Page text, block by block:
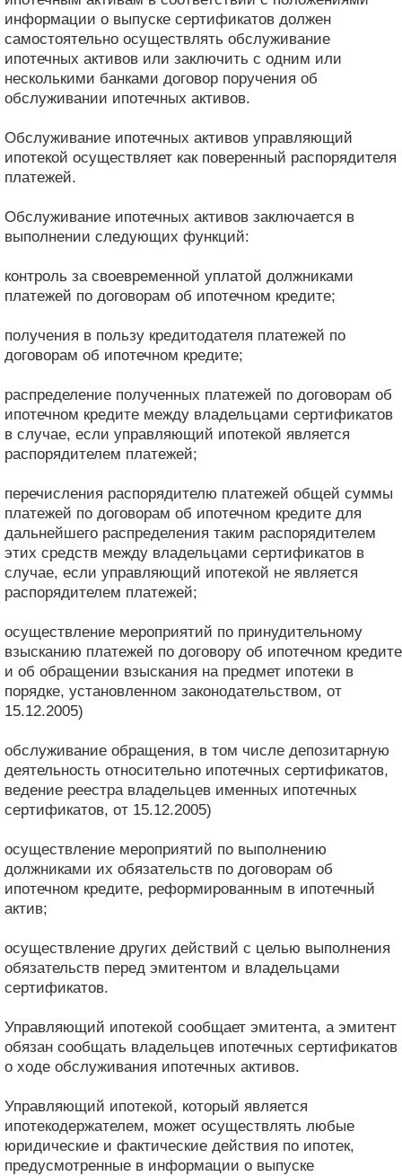
информации о выпуске сертификатов должен
самостоятельно осуществлять обслуживание
ипотечных активов или заключить с одним или
несколькими банками договор поручения об
обслуживании ипотечных активов.
Обслуживание ипотечных активов управляющий
ипотекой осуществляет как поверенный распорядителя
платежей.
Обслуживание ипотечных активов заключается в
выполнении следующих функций:
контроль за своевременной уплатой должниками
платежей по договорам об ипотечном кредите;
получения в пользу кредитодателя платежей по
договорам об ипотечном кредите;
распределение полученных платежей по договорам об
ипотечном кредите между владельцами сертификатов
в случае, если управляющий ипотекой является
распорядителем платежей;
перечисления распорядителю платежей общей суммы
платежей по договорам об ипотечном кредите для
дальнейшего распределения таким распорядителем
этих средств между владельцами сертификатов в
случае, если управляющий ипотекой не является
распорядителем платежей;
осуществление мероприятий по принудительному
взысканию платежей по договору об ипотечном кредите
и об обращении взыскания на предмет ипотеки в
порядке, установленном законодательством, от
15.12.2005)
обслуживание обращения, в том числе депозитарную
деятельность относительно ипотечных сертификатов,
ведение реестра владельцев именных ипотечных
сертификатов, от 15.12.2005)
осуществление мероприятий по выполнению
должниками их обязательств по договорам об
ипотечном кредите, реформированным в ипотечный
актив;
осуществление других действий с целью выполнения
обязательств перед эмитентом и владельцами
сертификатов.
Управляющий ипотекой сообщает эмитента, а эмитент
обязан сообщать владельцев ипотечных сертификатов
о ходе обслуживания ипотечных активов.
Управляющий ипотекой, который является
ипотекодержателем, может осуществлять любые
юридические и фактические действия по ипотек,
предусмотренные в информации о выпуске